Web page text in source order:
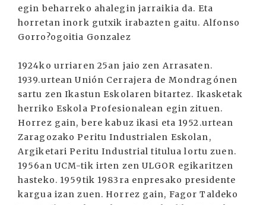
egin beharreko ahalegin jarraikia da. Eta
horretan inork gutxik irabazten gaitu. Alfonso
Gorro?ogoitia Gonzalez
1924ko urriaren 25an jaio zen Arrasaten.
1939.urtean Unión Cerrajera de Mondragónen
sartu zen Ikastun Eskolaren bitartez. Ikasketak
herriko Eskola Profesionalean egin zituen.
Horrez gain, bere kabuz ikasi eta 1952.urtean
Zaragozako Peritu Industrialen Eskolan,
Argiketari Peritu Industrial titulua lortu zuen.
1956an UCM-tik irten zen ULGOR egikaritzen
hasteko. 1959tik 1983ra enpresako presidente
kargua izan zuen. Horrez gain, Fagor Taldeko